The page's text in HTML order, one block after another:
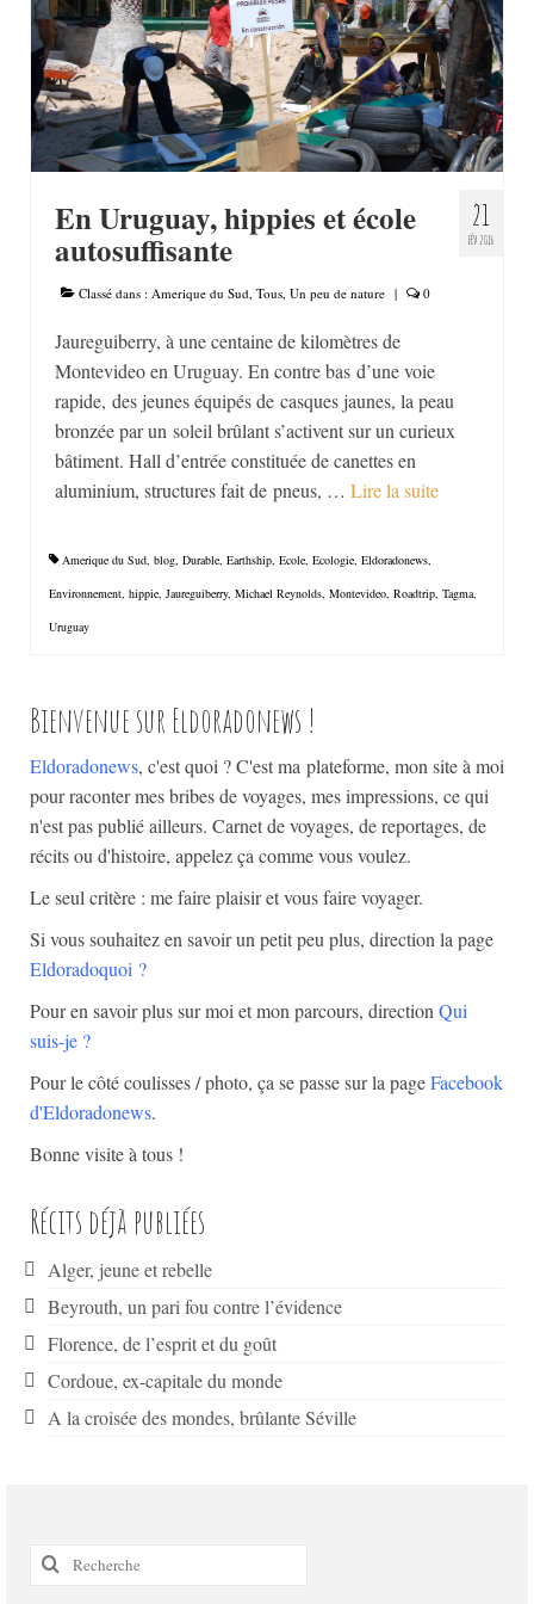
Moyen-Orient
Afrique
Amerique du Sud
PARCOURS
QUI SUIS-JE ?
CONTACT
21
FÉV 2016
En Uruguay, hippies et école
autosuffisante
Classé dans : Amerique du Sud Tous Un peu de nature | 0
Jaureguiberry, à une centaine de kilomètres de
Montevideo en Uruguay. En contre bas d’une voie
rapide, des jeunes équipés de casques jaunes, la peau
bronzée par un soleil brûlant s’activent sur un curieux
bâtiment. Hall d’entrée constituée de canettes en
aluminium, structures fait de pneus, … Lire la suite­­
Amerique du Sud, blog, Durable, Earthship, Ecole, Ecologie, Eldoradonews,
Environnement, hippie, Jaureguiberry, Michael Reynolds, Montevideo, Roadtrip, Tagma,
Uruguay
Bienvenue sur Eldoradonews !
Eldoradonews, c'est quoi ? C'est ma plateforme, mon site à moi
pour raconter mes bribes de voyages, mes impressions, ce qui
n'est pas publié ailleurs. Carnet de voyages, de reportages, de
récits ou d'histoire, appelez ça comme vous voulez.
Le seul critère : me faire plaisir et vous faire voyager.
Si vous souhaitez en savoir un petit peu plus, direction la page
Eldoradoquoi ?
Pour en savoir plus sur moi et mon parcours, direction Qui
suis-je ?
Pour le côté coulisses / photo, ça se passe sur la pageFacebook
d'Eldoradonews.
Bonne visite à tous !
Récits déjà publiées
Alger, jeune et rebelle
Beyrouth, un pari fou contre l’évidence
Florence, de l’esprit et du goût
Cordoue, ex-capitale du monde
A la croisée des mondes, brûlante Séville
Rechercher
: